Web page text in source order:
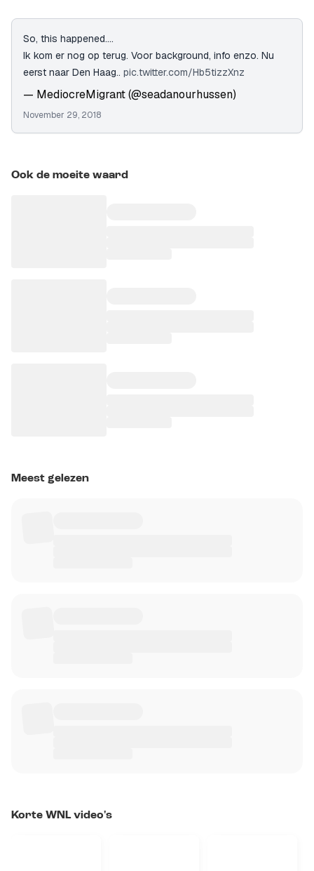
So, this happened....
Ik kom er nog op terug. Voor background, info enzo. Nu
eerst naar Den Haag.. pic.twitter.com/Hb5tizzXnz
— MediocreMigrant (@seadanourhussen)
November 29, 2018
Ook de moeite waard
Meest gelezen
Korte WNL video's